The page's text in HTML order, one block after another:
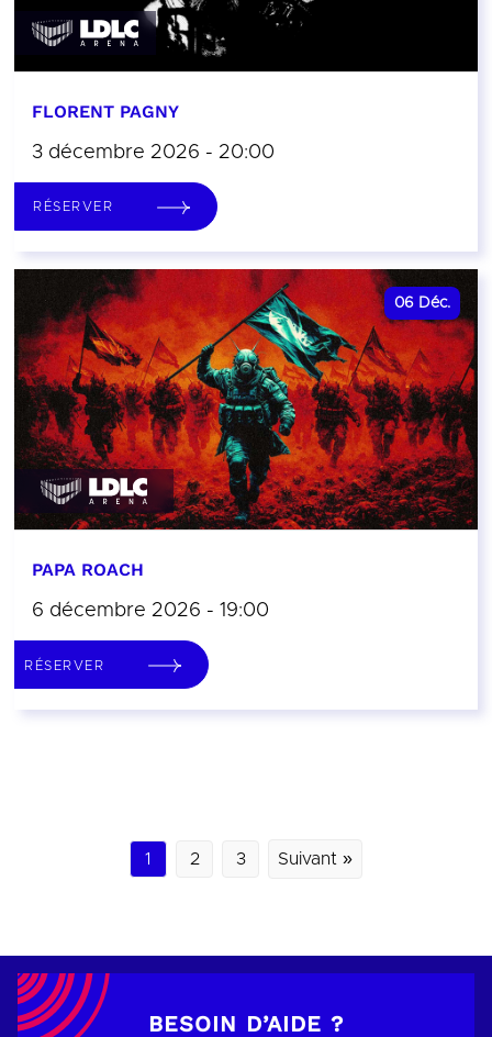
FLORENT PAGNY
3 décembre 2026 - 20:00
RÉSERVER
06 Déc.
PAPA ROACH
6 décembre 2026 - 19:00
RÉSERVER
1 2 3 Suivant »
BESOIN D’AIDE ?